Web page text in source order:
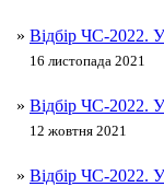
» Відбір ЧС-2022.
16 листопада 2021
» Відбір ЧС-2022.
12 жовтня 2021
» Відбір ЧС-2022.